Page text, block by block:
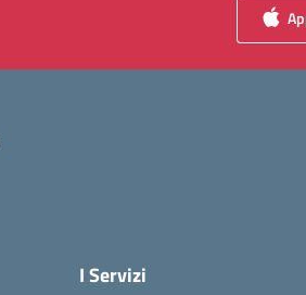
I Servizi